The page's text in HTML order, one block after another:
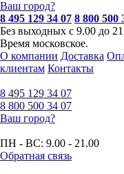
Ваш город?
8 495 129 34 07 8 800 500
Без выходных с 9.00 до
Время московское.
О компании Доставка
клиентам Контакты
8 495 129 34 07
8 800 500 34 07
Ваш город?
ПН - ВС: 9.00 - 21.00
Обратная связь